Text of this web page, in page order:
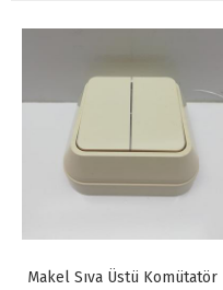
Makel Sıva Üstü Komütatör